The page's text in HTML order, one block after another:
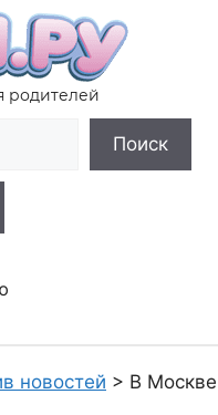
родителей
Поиск
новостей > В